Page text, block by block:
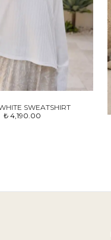
SWEATSHIRT
₺ 4,190.00